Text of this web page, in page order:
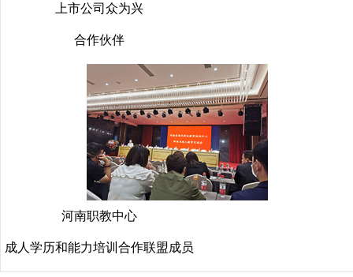
上市公司众为兴
合作伙伴
河南职教中心
成人学历和能力培训合作联盟成员